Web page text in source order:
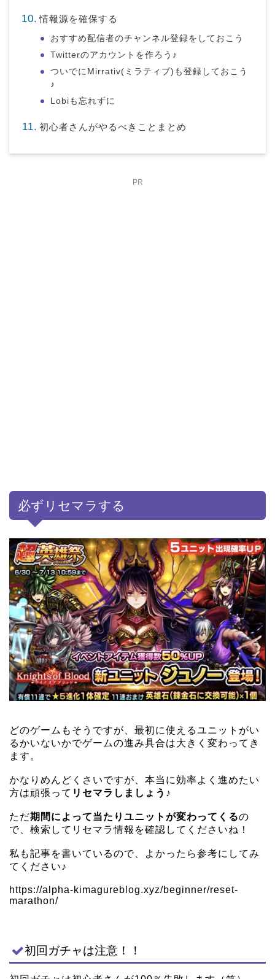
情報源を確保する
おすすめ配信者のチャンネル登録をしておこう
Twitterのアカウントを作ろう♪
ついでにMirrativ(ミラティブ)も登録しておこう
♪
Lobiも忘れずに
初心者さんがやるべきことまとめ
PR
必ずリセマラする
どのゲームもそうですが、最初に使えるユニットがい
るかいないかでゲームの進み具合は大きく変わってき
ます。
かなりめんどくさいですが、本当に効率よく進めたい
方は頑張って リセマラしましょう♪
ただ期間によって当たりユニットが変わってくるの
で、検索してリセマラ情報を確認してくださいね！
私も記事を書いているので、よかったら参考にしてみ
てください♪
https://alpha-kimagureblog.xyz/beginner/reset-
marathon/
初回ガチャは注意！！